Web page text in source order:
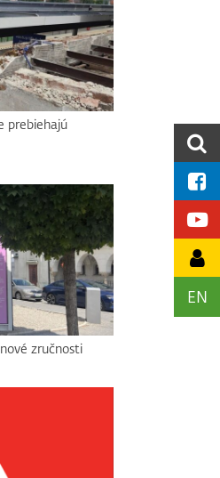
EN
prebiehajú
zručnosti